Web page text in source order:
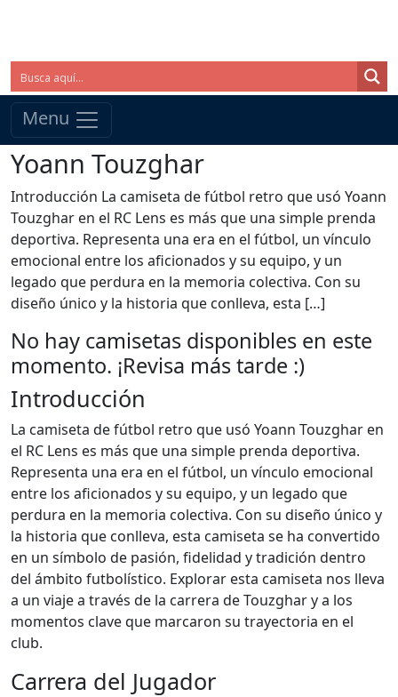
Menu
Yoann Touzghar
Introducción La camiseta de fútbol retro que usó Yoann
Touzghar en el RC Lens es más que una simple prenda
deportiva. Representa una era en el fútbol, un vínculo
emocional entre los aficionados y su equipo, y un
legado que perdura en la memoria colectiva. Con su
diseño único y la historia que conlleva, esta […]
No hay camisetas disponibles en este
momento. ¡Revisa más tarde :)
Introducción
La camiseta de fútbol retro que usó Yoann Touzghar en
el RC Lens es más que una simple prenda deportiva.
Representa una era en el fútbol, un vínculo emocional
entre los aficionados y su equipo, y un legado que
perdura en la memoria colectiva. Con su diseño único y
la historia que conlleva, esta camiseta se ha convertido
en un símbolo de pasión, fidelidad y tradición dentro
del ámbito futbolístico. Explorar esta camiseta nos lleva
a un viaje a través de la carrera de Touzghar y a los
momentos clave que marcaron su trayectoria en el
club.
Carrera del Jugador